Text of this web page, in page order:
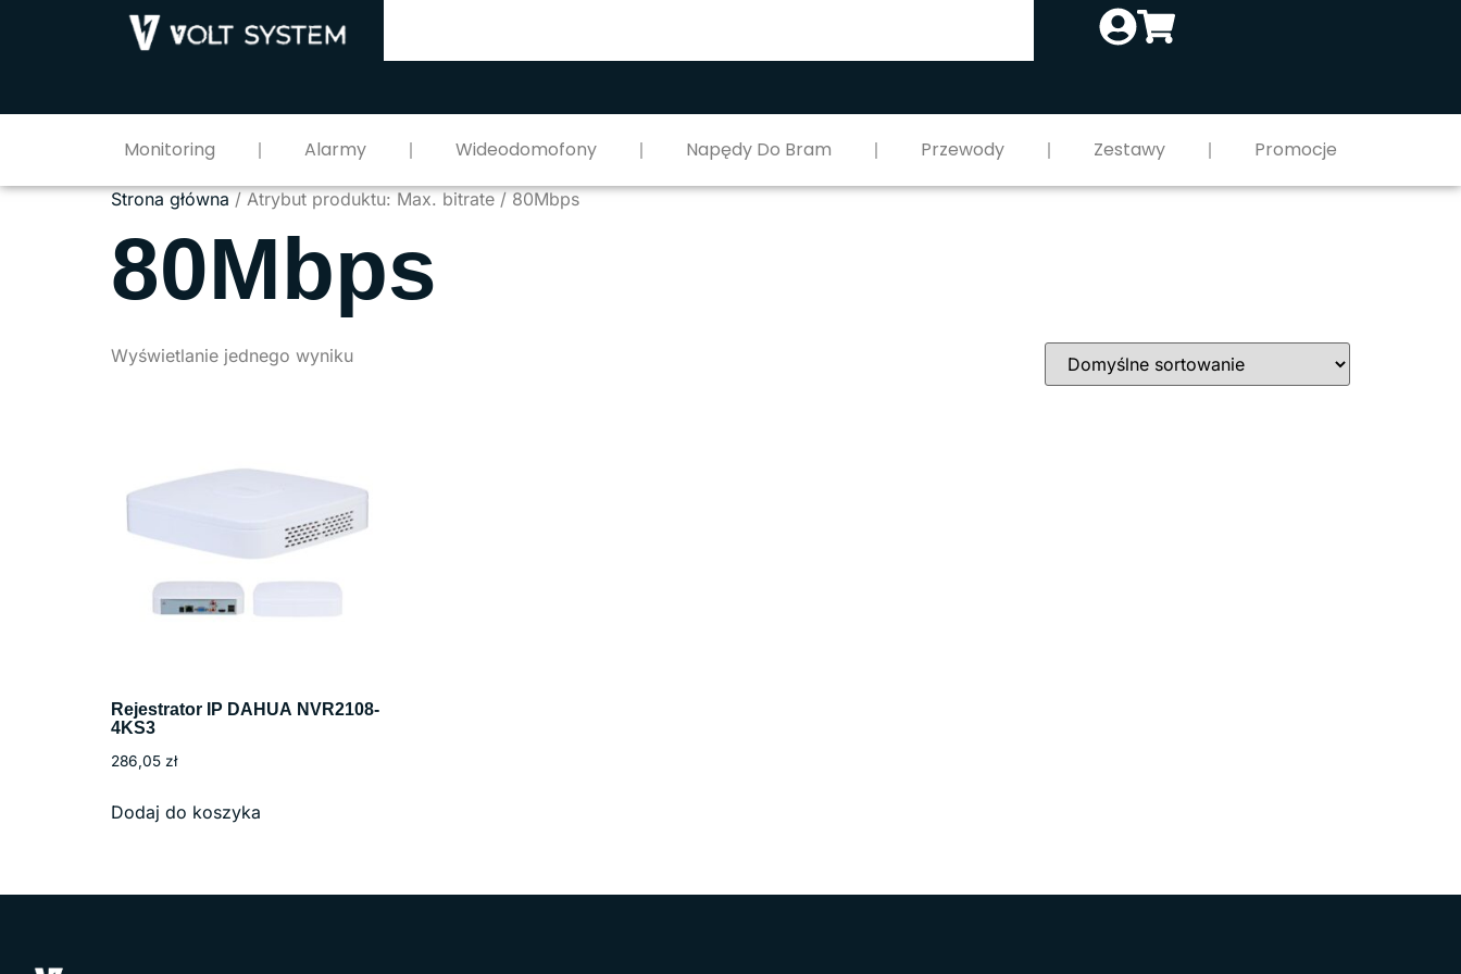
Monitoring Alarmy Wideodomofony Napędy Do Bram Przewody Zestawy Promocje
Strona główna / Atrybut produktu: Max. bitrate / 80Mbps
80Mbps
Wyświetlanie jednego wyniku
Rejestrator IP DAHUA NVR2108-
4KS3
286,05 zł
Dodaj do koszyka